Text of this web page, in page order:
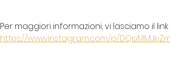
Per maggiori informazioni, vi lasciamo il
https://www.instagram.com/p/